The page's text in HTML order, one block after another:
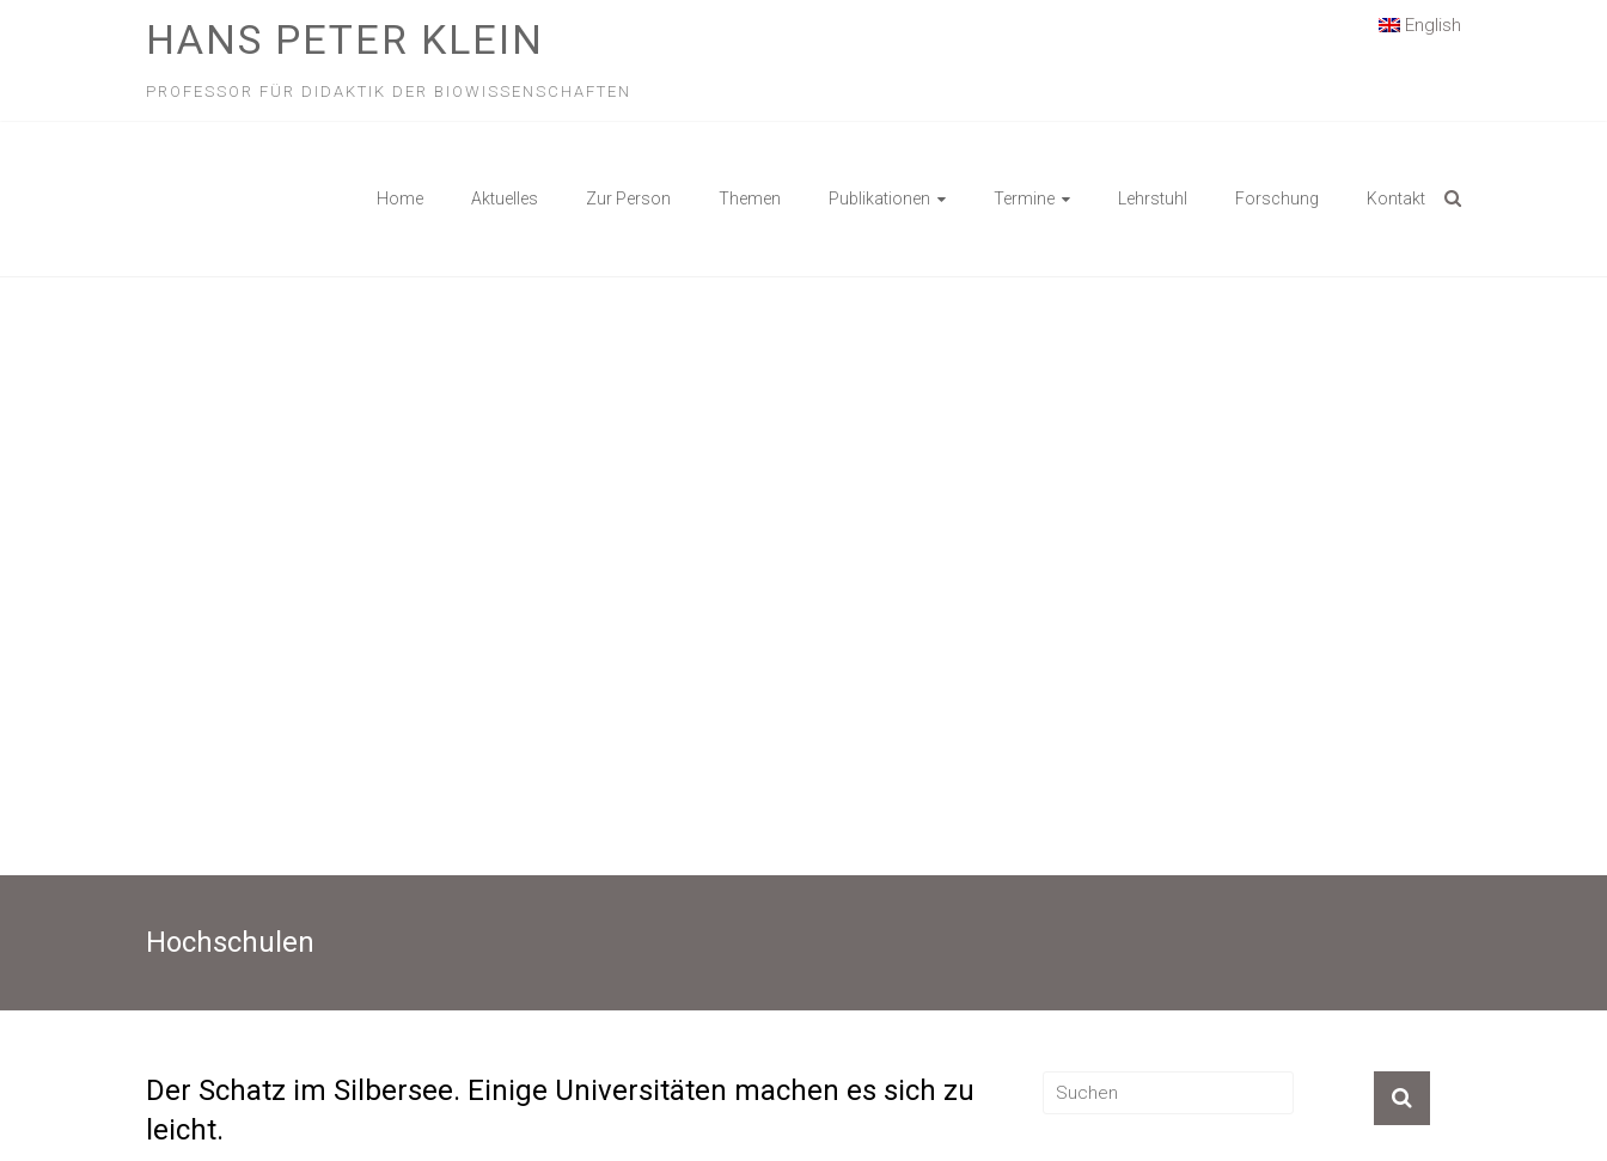
English
HANS PETER KLEIN
PROFESSOR FÜR DIDAKTIK DER BIOWISSENSCHAFTEN
Home Aktuelles Zur Person Themen Publikationen Termine Lehrstuhl Forschung Kontakt
Hochschulen
Der Schatz im Silbersee. Einige Universitäten machen es sich zu
leicht.